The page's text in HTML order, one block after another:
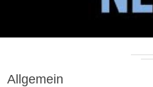
Allgemein